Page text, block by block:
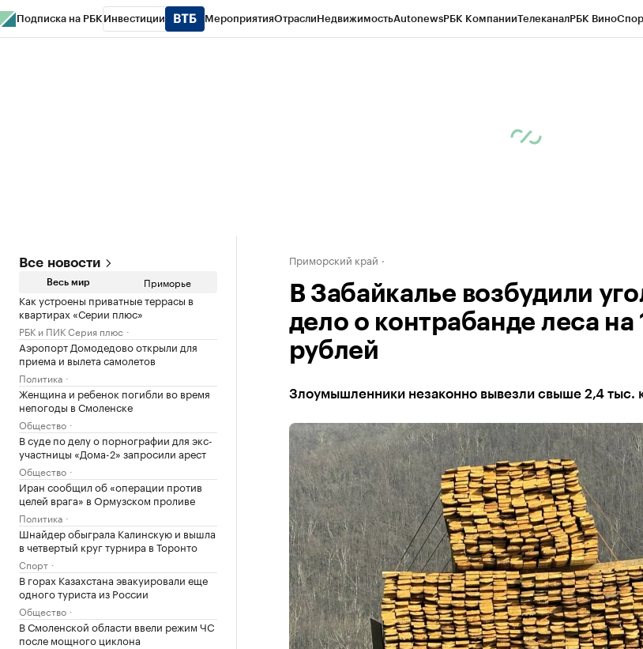
Подписка на РБК Инвестиции МероприятияОтраслиНедвижимостьAutonewsРБК КомпанииТелеканалРБК Вино
Все новости
Весь мир Приморье
Как устроены приватные террасы в
квартирах «Серии плюс»
РБК и ПИК Серия плюс
Аэропорт Домодедово открыли для
приема и вылета самолетов
Политика
Женщина и ребенок погибли во время
непогоды в Смоленске
Общество
В суде по делу о порнографии для экс-
участницы «Дома-2» запросили арест
Общество
Иран сообщил об «операции против
целей врага» в Ормузском проливе
Политика
Шнайдер обыграла Калинскую и вышла
в четвертый круг турнира в Торонто
Спорт
В горах Казахстана эвакуировали еще
одного туриста из России
Общество
В Смоленской области ввели режим ЧС
после мощного циклона
Приморский край
В Забайкалье возбудили
дело о контрабанде леса на
рублей
Злоумышленники незаконно вывезли свыше 2,4 тыс.